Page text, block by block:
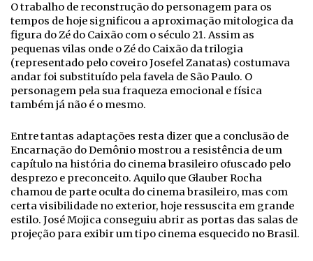
O trabalho de reconstrução do personagem para os
tempos de hoje significou a aproximação mitologica da
figura do Zé do Caixão com o século 21. Assim as
pequenas vilas onde o Zé do Caixão da trilogia
(representado pelo coveiro Josefel Zanatas) costumava
andar foi substituído pela favela de São Paulo. O
personagem pela sua fraqueza emocional e física
também já não é o mesmo.
Entre tantas adaptações resta dizer que a conclusão de
Encarnação do Demônio mostrou a resistência de um
capítulo na história do cinema brasileiro ofuscado pelo
desprezo e preconceito. Aquilo que Glauber Rocha
chamou de parte oculta do cinema brasileiro, mas com
certa visibilidade no exterior, hoje ressuscita em grande
estilo. José Mojica conseguiu abrir as portas das salas de
projeção para exibir um tipo cinema esquecido no Brasil.